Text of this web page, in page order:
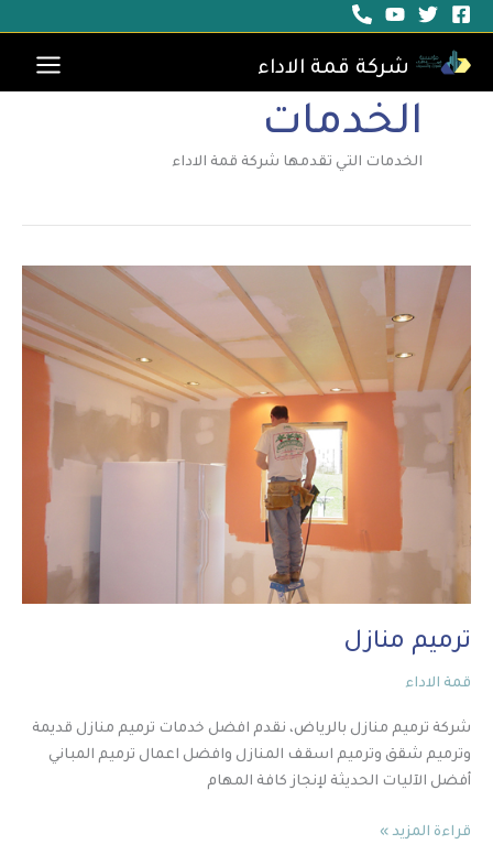
تخطي
المحتوى
شركة قمة الاداء
الخدمات
الخدمات التي تقدمها شركة قمة الاداء
ترميم منازل
قمة الاداء
شركة ترميم منازل بالرياض، نقدم افضل خدمات ترميم منازل قديمة
وترميم شقق وترميم اسقف المنازل وافضل اعمال ترميم المباني
أفضل الآليات الحديثة لإنجاز كافة المهام
ترميم
منازل
قراءة المزيد »